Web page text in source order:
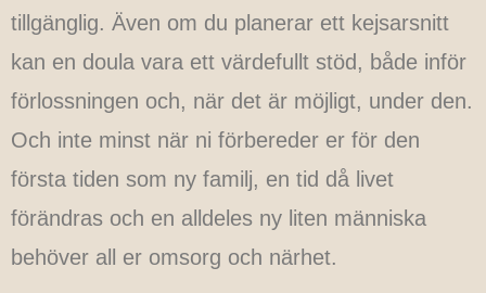
tillgänglig. Även om du planerar ett kejsarsnitt
kan en doula vara ett värdefullt stöd, både inför
förlossningen och, när det är möjligt, under den.
Och inte minst när ni förbereder er för den
första tiden som ny familj, en tid då livet
förändras och en alldeles ny liten människa
behöver all er omsorg och närhet.